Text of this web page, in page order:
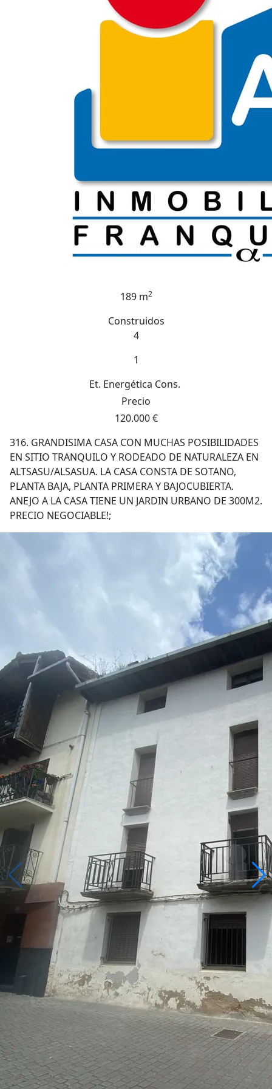
189 m2
Construidos
4
1
Et. Energética Cons.
Precio
120.000 €
316. GRANDISIMA CASA CON MUCHAS POSIBILIDADES
EN SITIO TRANQUILO Y RODEADO DE NATURALEZA EN
ALTSASU/ALSASUA. LA CASA CONSTA DE SOTANO,
PLANTA BAJA, PLANTA PRIMERA Y BAJOCUBIERTA.
ANEJO A LA CASA TIENE UN JARDIN URBANO DE 300M2.
PRECIO NEGOCIABLE!;